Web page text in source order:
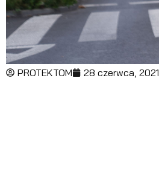
PROTEKTOM 28 czerwca, 2021